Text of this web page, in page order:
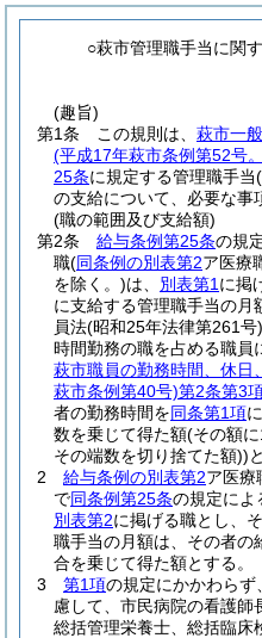
○萩市管理職手当に関
(趣旨)
第1条
この規則は、 萩市一
(平成17年萩市条例第52号
25条に規定する管理職手当
の支給について、必要な事
(職の範囲及び支給額)
第2条
給与条例第25条の規
職(同条例の別表第2ア医療
を除く。)は、 別表第1 に掲
に支給する管理職手当の月
員法(昭和25年法律第261号)
時間勤務の職を占める職員
萩市職員の勤務時間、休日
萩市条例第40号)第2条第3
者の勤務時間を同条第1項
数を乗じて得た額(その額に
その端数を切り捨てた額))
2
給与条例の別表第2ア医療
で同条例第25条の規定によ
別表第2に掲げる職とし、
職手当の月額は、その者の
合を乗じて得た額とする。
3
第1項の規定にかかわら
慮して、市民病院の看護師
総括管理栄養士、総括臨床